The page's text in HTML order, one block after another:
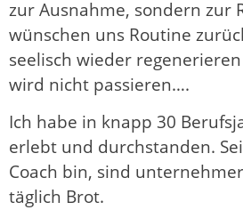
zur Ausnahme, sondern zur
wünschen uns Routine
seelisch wieder
wird nicht passieren….
Ich habe in knapp 30
erlebt und durchstanden.
Coach bin, sind
täglich Brot.